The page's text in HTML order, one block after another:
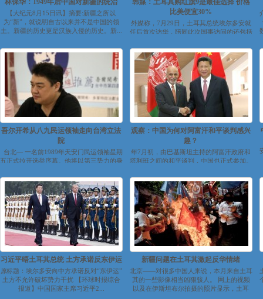
林保华：1949年后中国对新疆的统治
【大纪元8月15日讯】摘要:新疆之所以
为“新”，就说明自古以来并不是中国的领
土。新疆的历史更是汉族入侵的历史。新...
韩媒：土耳其购红旗9是最佳选择 价格
比美便宜30%
外媒称，7月29日，土耳其总统埃尔多安就
任后首次访华，陪同此次国事访问的还包括
吾尔开希从八九民运领袖走向台湾立法
院
台北— 一名前1989年天安门民运领袖星期
五正式拉开选举序幕。他将以第三势力的身
观察：中国为何对阿富汗和平谈判感兴
趣？
年7月初，由巴基斯坦主持的阿富汗政府和
塔利班之间的和平谈判，中国也正式参加。
习近平晤土耳其总统 土方承诺反东伊运
原标题：埃尔多安向中方承诺反对“东伊运”
土方不允许破坏势力干扰 【环球时报综合
报道】中国国家主席习近平2...
新疆问题在土耳其激起反华情绪
北京——对很多中国人来说，本月来自土耳
其的一些影像相当凶狠骇人。 网上的视频
以及在伊斯坦布尔拍摄的照片显示，土耳